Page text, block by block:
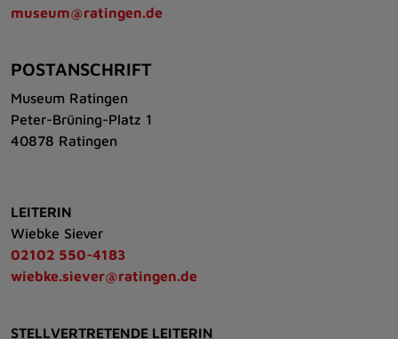
museum@ratingen.de
POSTANSCHRIFT
Museum Ratingen
Peter-Brüning-Platz 1
40878 Ratingen
LEITERIN
Wiebke Siever
02102 550-4183
wiebke.siever@ratingen.de
STELLVERTRETENDE LEITERIN